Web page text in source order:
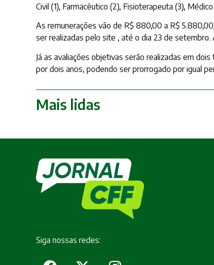
Civil (1), Farmacêutico (2), Fisioterapeuta (3),
As remunerações vão de R$ 880,00 a R$
ser realizadas pelo site , até o dia 23 de
Já as avaliações objetivas serão realizadas em
por dois anos, podendo ser prorrogado por igual
Mais lidas
Siga nossas redes: